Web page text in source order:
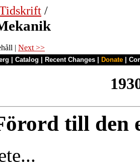
/
| Next >>
Catalog Recent Changes Donate
till den